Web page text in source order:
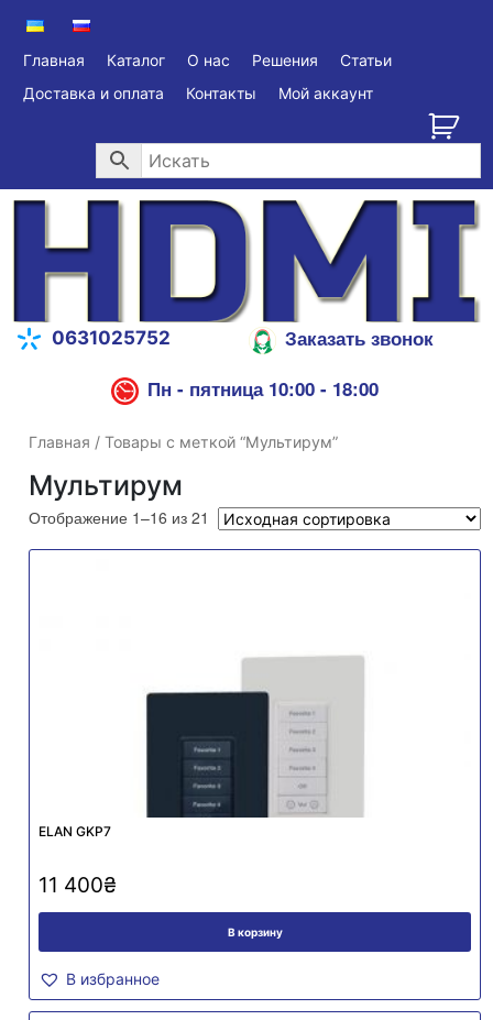
Главная Каталог О нас Решения
Статьи
Доставка и оплата
Контакты Мой аккаунт
0631025752
Заказать звонок
Пн - пятница 10:00 - 18:00
Главная / Товары с меткой “Мультирум”
Мультирум
Отображение 1–16 из 21
ELAN GKP7
11 400₴
В корзину
В избранное